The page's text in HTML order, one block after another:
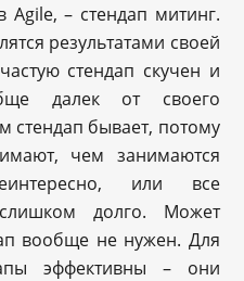
– стендап митинг.
результатами своей
стендап скучен и
далек от своего
стендап бывает, потому
чем занимаются
или все
долго. Может
вообще не нужен. Для
эффективны – они